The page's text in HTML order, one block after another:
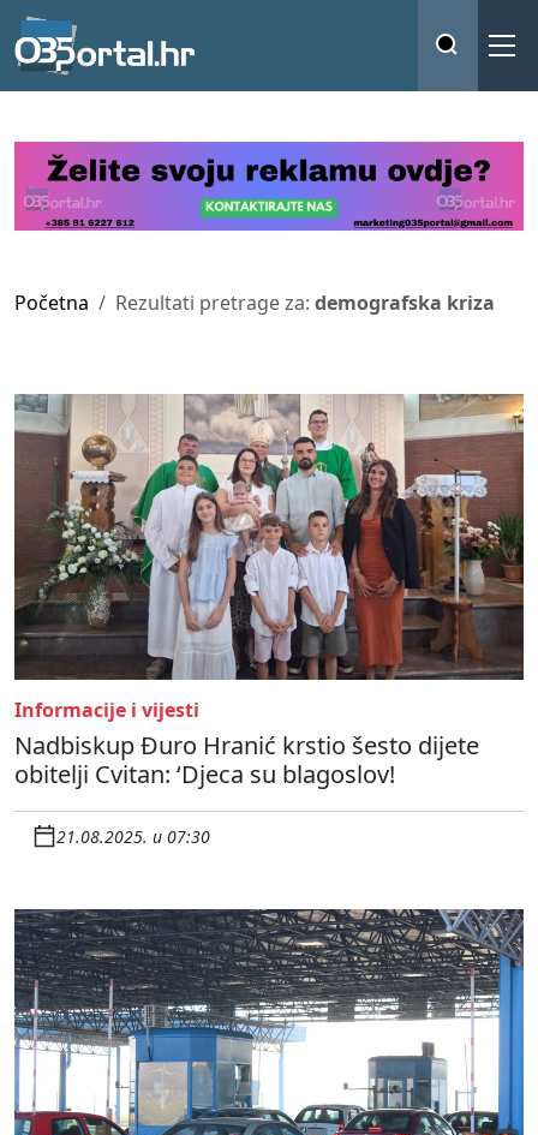
Početna Rezultati pretrage za: demografska kriza
Informacije i vijesti
Nadbiskup Đuro Hranić krstio šesto dijete
obitelji Cvitan: ‘Djeca su blagoslov!
21.08.2025. u 07:30